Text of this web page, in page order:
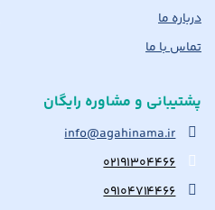
درباره ما
تماس با ما
پشتیبانی و مشاوره رایگان
info@agahinama.ir
۰۲۱۹۱۳۰۴۴۶۶
۰۹۱۰۴۷۱۴۴۶۶